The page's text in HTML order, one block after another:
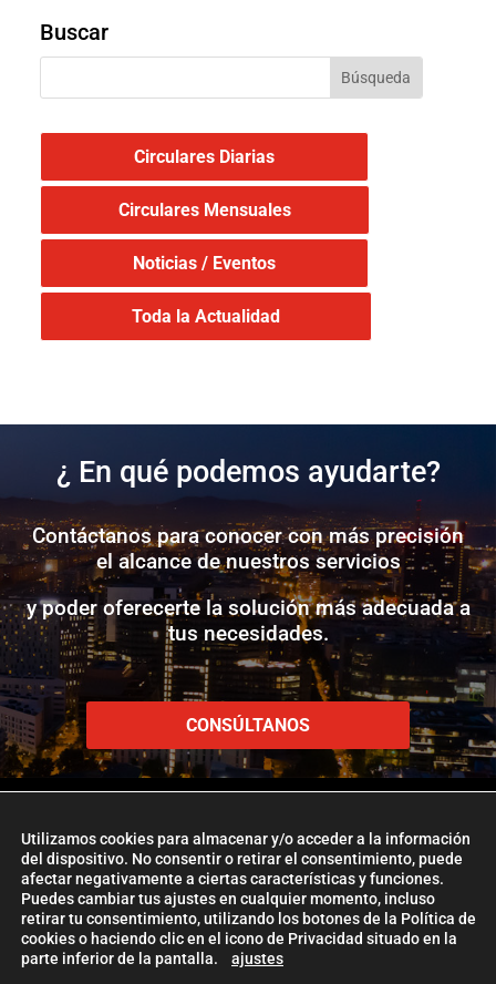
Buscar
Circulares Diarias
Circulares Mensuales
Noticias / Eventos
Toda la Actualidad
¿ En qué podemos ayudarte?
Contáctanos para conocer con más precisión
el alcance de nuestros servicios
y poder oferecerte la solución más adecuada a
tus necesidades.
CONSÚLTANOS
www.etlglobaladd.com
Copyright 2024 © ETL GLOBAL ADD
La Firma ETL Global|Política de Cookies
Utilizamos cookies para almacenar y/o acceder a la información
del dispositivo. No consentir o retirar el consentimiento, puede
afectar negativamente a ciertas características y funciones.
Puedes cambiar tus ajustes en cualquier momento, incluso
retirar tu consentimiento, utilizando los botones de la Política de
cookies o haciendo clic en el icono de Privacidad situado en la
parte inferior de la pantalla. ajustes